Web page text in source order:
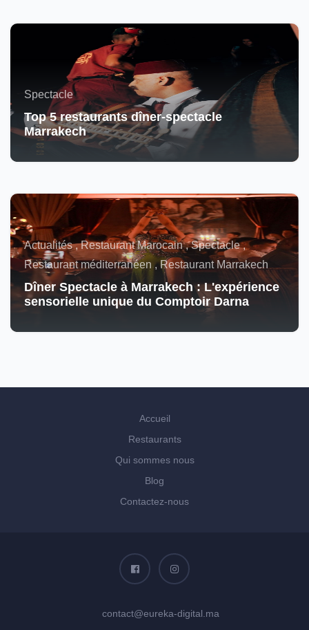
Spectacle
Top 5 restaurants dîner-spectacle
Marrakech
Actualités , Restaurant Marocain , Spectacle ,
Restaurant méditerranéen , Restaurant Marrakech
Dîner Spectacle à Marrakech : L'expérience
sensorielle unique du Comptoir Darna
Accueil
Restaurants
Qui sommes nous
Blog
Contactez-nous
contact@eureka-digital.ma